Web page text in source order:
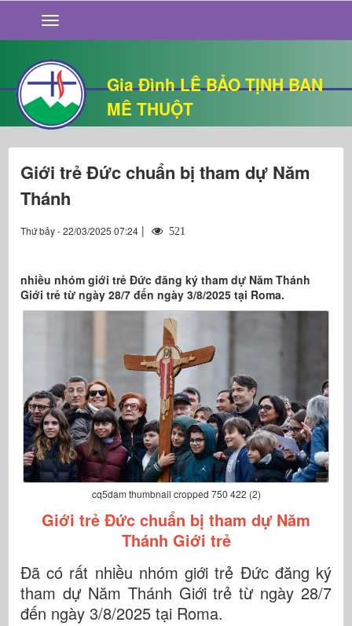
Gia Đình LÊ BẢO TỊNH BAN
MÊ THUỘT
GIỚI THIỆU
TIN TỨC
SỐNG ĐẠO
CHUYỆN NHÀ
QUÁN VĂN
THƯ GIÃN
Giới trẻ Đức chuẩn bị tham dự Năm
Thánh
Thứ bảy - 22/03/2025 07:24 | 521
nhiều nhóm giới trẻ Đức đăng ký tham dự Năm Thánh
Giới trẻ từ ngày 28/7 đến ngày 3/8/2025 tại Roma.
cq5dam thumbnail cropped 750 422 (2)
Giới trẻ Đức chuẩn bị tham dự Năm
Thánh Giới trẻ
Đã có rất nhiều nhóm giới trẻ Đức đăng ký
tham dự Năm Thánh Giới trẻ từ ngày 28/7
đến ngày 3/8/2025 tại Roma.